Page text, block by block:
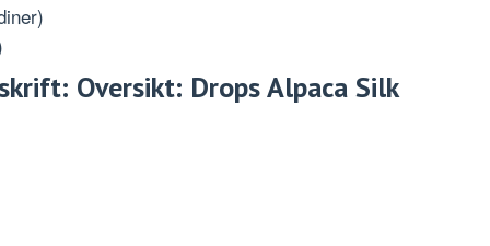
Oversikt: Drops Alpaca Silk